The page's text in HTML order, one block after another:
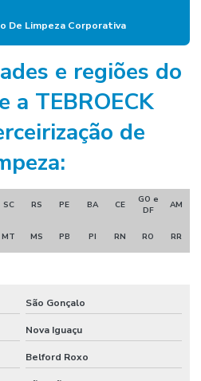
de mão de obra
De Limpeza Corporativa
e regiões do
a TEBROECK
de
SC RS PE BA CE
GO e
DF
AM
MT MS PB PI RN RO RR
São Gonçalo
Nova Iguaçu
Belford Roxo